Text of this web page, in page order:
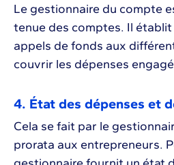
Le gestionnaire du compte
tenue des comptes. Il
appels de fonds aux
couvrir les dépenses
4. État des dépenses et
Cela se fait par le
prorata aux entrepreneurs.